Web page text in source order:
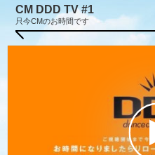
CM DDD TV #1
只今CMのお時間です